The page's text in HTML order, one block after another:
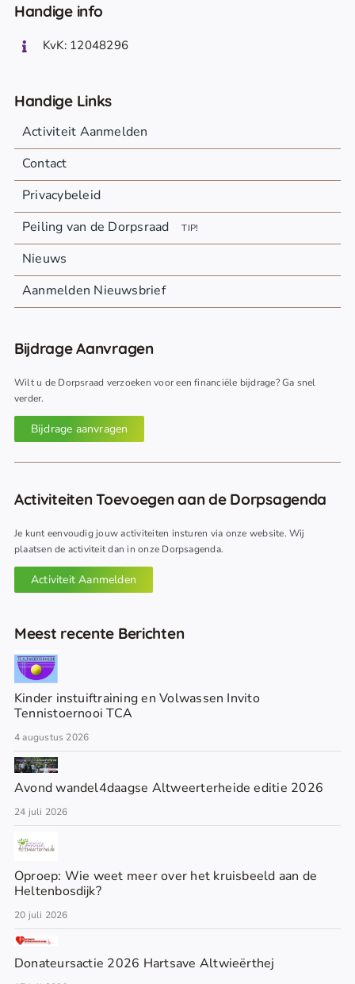
Handige info
KvK: 12048296
Handige Links
Activiteit Aanmelden
Contact
Privacybeleid
Peiling van de Dorpsraad
TIP!
Nieuws
Aanmelden Nieuwsbrief
Bijdrage Aanvragen
Wilt u de Dorpsraad verzoeken voor een financiële bijdrage? Ga snel
verder.
Bijdrage aanvragen
Activiteiten Toevoegen aan de Dorpsagenda
Je kunt eenvoudig jouw activiteiten insturen via onze website. Wij
plaatsen de activiteit dan in onze Dorpsagenda.
Activiteit Aanmelden
Meest recente Berichten
Kinder instuiftraining en Volwassen Invito
Tennistoernooi TCA
4 augustus 2026
Avond wandel4daagse Altweerterheide editie 2026
24 juli 2026
Oproep: Wie weet meer over het kruisbeeld aan de
Heltenbosdijk?
20 juli 2026
Donateursactie 2026 Hartsave Altwieërthej